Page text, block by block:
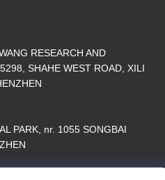
RESEARCH AND
SHAHE WEST ROAD, XILI
PARK, nr. 1055 SONGBAI